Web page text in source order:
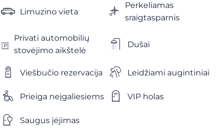
Limuzino vieta
Perkeliamas
sraigtasparnis
Privati ​​automobilių
stovėjimo aikštelė
Dušai
Viešbučio rezervacija Leidžiami augintiniai
Prieiga neįgaliesiems VIP holas
Saugus įėjimas